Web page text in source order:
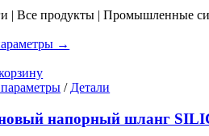
можно
на
| Все продукты | Промышленные
→
Этот
имеет
несколько
/ Детали
напорный шланг